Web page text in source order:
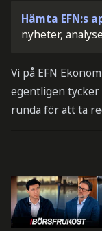
Hämta EFN:s
nyheter,
Vi på EFN
egentligen tycker
runda för att ta